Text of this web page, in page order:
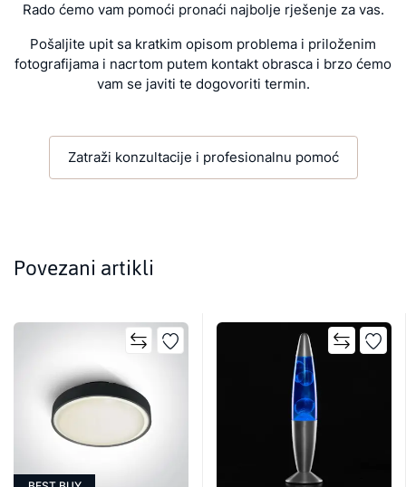
Rado ćemo vam pomoći pronaći najbolje rješenje za vas.
Pošaljite upit sa kratkim opisom problema i priloženim
fotografijama i nacrtom putem kontakt obrasca i brzo ćemo
vam se javiti te dogovoriti termin.
Zatraži konzultacije i profesionalnu pomoć
Povezani artikli